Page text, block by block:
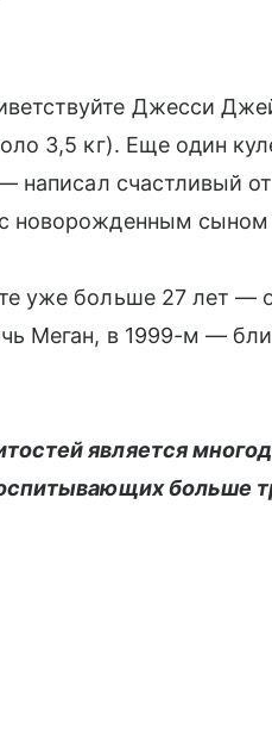
Джесси
3,5 кг). Еще один
написал счастливый
новорожденным
уже больше 27 лет —
Меган, в 1999-м —
является
больше